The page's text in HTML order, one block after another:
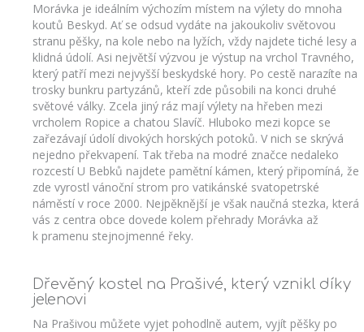
Morávka je ideálním výchozím místem na výlety do mnoha
koutů Beskyd. Ať se odsud vydáte na jakoukoliv světovou
stranu pěšky, na kole nebo na lyžích, vždy najdete tiché lesy a
klidná údolí. Asi největší výzvou je výstup na vrchol Travného,
který patří mezi nejvyšší beskydské hory. Po cestě narazíte na
trosky bunkru partyzánů, kteří zde působili na konci druhé
světové války. Zcela jiný ráz mají výlety na hřeben mezi
vrcholem Ropice a chatou Slavíč. Hluboko mezi kopce se
zařezávají údolí divokých horských potoků. V nich se skrývá
nejedno překvapení. Tak třeba na modré značce nedaleko
rozcestí U Bebků najdete pamětní kámen, který připomíná, že
zde vyrostl vánoční strom pro vatikánské svatopetrské
náměstí v roce 2000. Nejpěknější je však naučná stezka, která
vás z centra obce dovede kolem přehrady Morávka až
k pramenu stejnojmenné řeky.
Dřevěný kostel na Prašivé, který vznikl díky
jelenovi
Na Prašivou můžete vyjet pohodlně autem, vyjít pěšky po